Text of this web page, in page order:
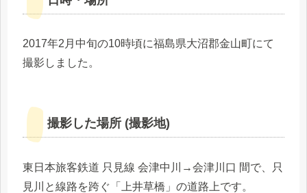
2017年2月中旬の10時頃に福島県大沼郡金山町にて
撮影しました。
撮影した場所 (撮影地)
東日本旅客鉄道 只見線 会津中川→会津川口 間で、只
見川と線路を跨ぐ「上井草橋」の道路上です。